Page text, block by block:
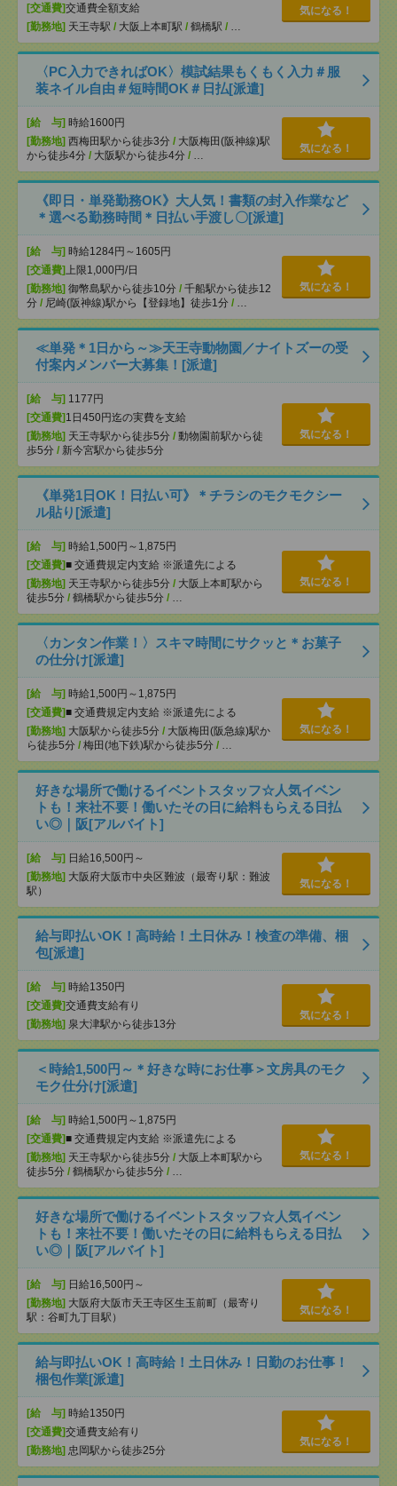
[交通費]交通費全額支給
[勤務地] 天王寺駅 / 大阪上本町駅 / 鶴橋駅 / …
気になる！
〈PC入力できればOK〉模試結果もくもく入力＃服
装ネイル自由＃短時間OK＃日払[派遣]
[給 与] 時給1600円
[勤務地] 西梅田駅から徒歩3分 / 大阪梅田(阪神線)駅
から徒歩4分 / 大阪駅から徒歩4分 / …
気になる！
《即日・単発勤務OK》大人気！書類の封入作業など
＊選べる勤務時間＊日払い手渡し〇[派遣]
[給 与] 時給1284円～1605円
[交通費] 上限1,000円/日
[勤務地] 御幣島駅から徒歩10分 / 千船駅から徒歩12
分 / 尼崎(阪神線)駅から【登録地】徒歩1分 / …
気になる！
≪単発＊1日から～≫天王寺動物園／ナイトズーの受
付案内メンバー大募集！[派遣]
[給 与] 1177円
[交通費] 1日450円迄の実費を支給
[勤務地] 天王寺駅から徒歩5分 / 動物園前駅から徒
歩5分 / 新今宮駅から徒歩5分
気になる！
《単発1日OK！日払い可》＊チラシのモクモクシー
ル貼り[派遣]
[給 与] 時給1,500円～1,875円
[交通費]■ 交通費規定内支給 ※派遣先による
[勤務地] 天王寺駅から徒歩5分 / 大阪上本町駅から
徒歩5分 / 鶴橋駅から徒歩5分 / …
気になる！
〈カンタン作業！〉スキマ時間にサクッと＊お菓子
の仕分け[派遣]
[給 与] 時給1,500円～1,875円
[交通費]■ 交通費規定内支給 ※派遣先による
[勤務地] 大阪駅から徒歩5分 / 大阪梅田(阪急線)駅か
ら徒歩5分 / 梅田(地下鉄)駅から徒歩5分 / …
気になる！
好きな場所で働けるイベントスタッフ☆人気イベン
トも！来社不要！働いたその日に給料もらえる日払
い◎｜阪[アルバイト]
[給 与] 日給16,500円～
[勤務地] 大阪府大阪市中央区難波（最寄り駅：難波
駅）
気になる！
給与即払いOK！高時給！土日休み！検査の準備、梱
包[派遣]
[給 与] 時給1350円
[交通費]交通費支給有り
[勤務地] 泉大津駅から徒歩13分
気になる！
＜時給1,500円～＊好きな時にお仕事＞文房具のモク
モク仕分け[派遣]
[給 与] 時給1,500円～1,875円
[交通費]■ 交通費規定内支給 ※派遣先による
[勤務地] 天王寺駅から徒歩5分 / 大阪上本町駅から
徒歩5分 / 鶴橋駅から徒歩5分 / …
気になる！
好きな場所で働けるイベントスタッフ☆人気イベン
トも！来社不要！働いたその日に給料もらえる日払
い◎｜阪[アルバイト]
[給 与] 日給16,500円～
[勤務地] 大阪府大阪市天王寺区生玉前町（最寄り
駅：谷町九丁目駅）
気になる！
給与即払いOK！高時給！土日休み！日勤のお仕事！
梱包作業[派遣]
[給 与] 時給1350円
[交通費]交通費支給有り
[勤務地] 忠岡駅から徒歩25分
気になる！